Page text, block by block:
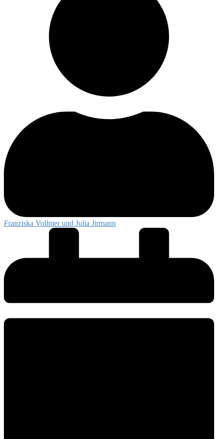
Franziska Vollmer und Julia Jirmann